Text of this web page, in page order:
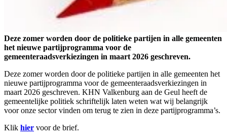
Deze zomer worden door de politieke partijen in alle gemeenten
het nieuwe partijprogramma voor de
gemeenteraadsverkiezingen in maart 2026 geschreven.
Deze zomer worden door de politieke partijen in alle gemeenten het
nieuwe partijprogramma voor de gemeenteraadsverkiezingen in
maart 2026 geschreven. KHN Valkenburg aan de Geul heeft de
gemeentelijke politiek schriftelijk laten weten wat wij belangrijk
voor onze sector vinden om terug te zien in deze partijprogramma’s.
Klik hier voor de brief.